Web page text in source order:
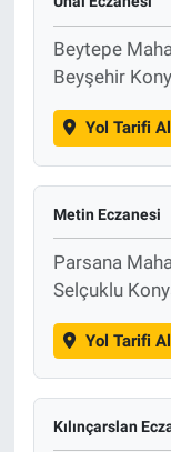
Beytepe
Beyşehir
Yol Tarifi Al
Metin Eczanesi
Parsana
Selçuklu
Yol Tarifi Al
Kılınçarslan